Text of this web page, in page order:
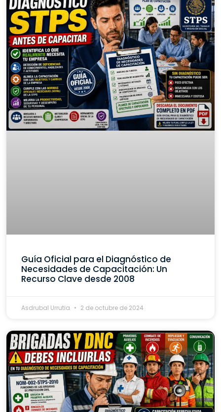
Guía Oficial para el Diagnóstico de
Necesidades de Capacitación: Un
Recurso Clave desde 2008
Asdrubal Urrutia 2 de octubre de 2024